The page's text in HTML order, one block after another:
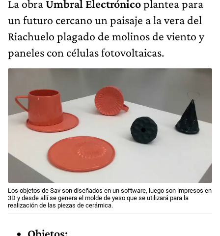
La obraUmbral Electrónicoplantea para
un futuro cercano un paisaje a la vera del
Riachuelo plagado de molinos de viento y
paneles con células fotovoltaicas.
Los objetos de Sav son diseñados en un software, luego son impresos en
3D y desde allí se genera el molde de yeso que se utilizará para la
realización de las piezas de cerámica.